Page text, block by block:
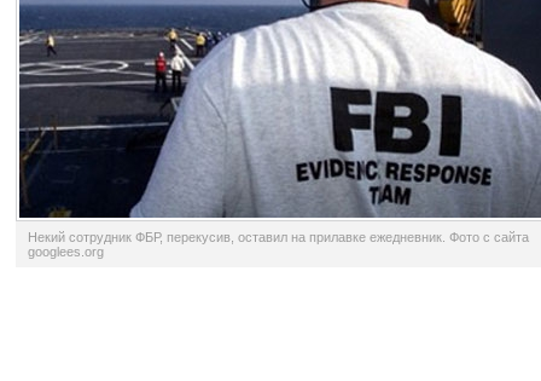
Некий сотрудник ФБР, перекусив, оставил на прилавке ежедневник. Фото с сайта
googlees.org